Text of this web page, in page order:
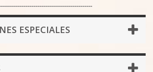
ESPECIALES